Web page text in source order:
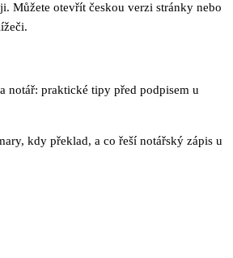
Můžete otevřít českou verzi stránky nebo
notář: praktické tipy před podpisem u
kdy překlad, a co řeší notářský zápis u